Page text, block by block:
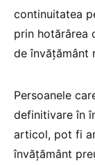
continuitatea
prin hotărârea
de învăţământ
Persoanele
definitivare în
articol, pot fi
învăţământ